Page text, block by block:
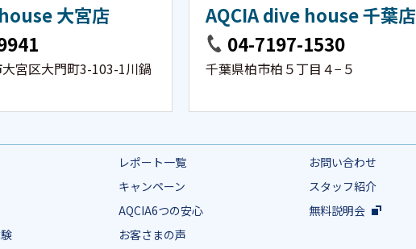
大宮店
宮区大門町3-103-1川鍋
AQCIA dive house 千葉店
04-7197-1530
千葉県柏市柏５丁目４−５
レポート一覧
キャンペーン
AQCIA6つの安心
お客さまの声
スタッフ紹介
お問い合わせ
無料説明会